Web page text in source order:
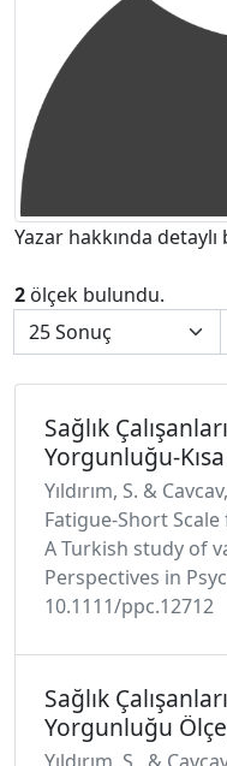
Yazar hakkında
2 ölçek bulundu.
Sağlık
Yorgunluğu-
Yıldırım, S. &
Fatigue‐Short
A Turkish study of
Perspectives in
10.1111/ppc.12712
Sağlık
Yorgunluğu